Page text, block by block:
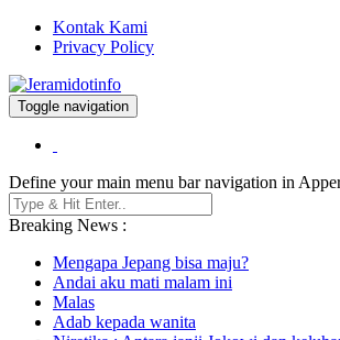
Kontak Kami
Privacy Policy
Jeramidotinfo
Berita dan Informasi Terkini
Toggle navigation
Define your main menu bar navigation in
Breaking News :
Mengapa Jepang bisa maju?
Andai aku mati malam ini
Malas
Adab kepada wanita